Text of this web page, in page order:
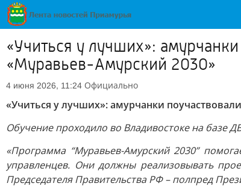
«Учиться у лучших»:
«Муравьев-Амурский 2030»
4 июня 2026, 11:24 Официально
«Учиться у лучших»: амурчанки
Обучение проходило во Владивостоке на базе
«Программа “Муравьев-Амурский 2030”
управленцев. Они должны реализовывать
Председателя Правительства РФ – полпред